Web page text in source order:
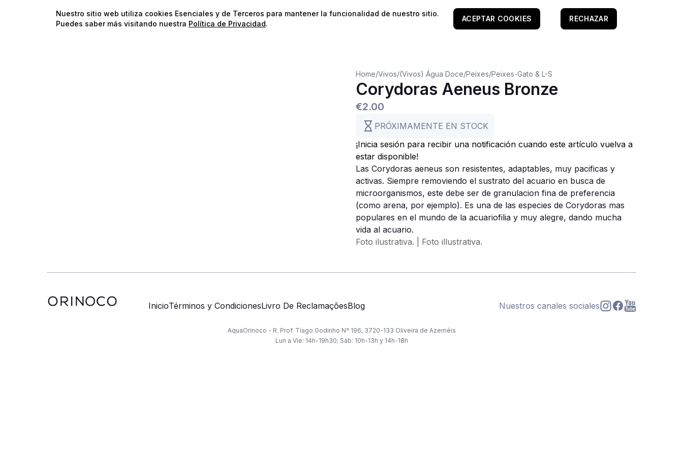
⭐️¡Envíos gratis para pedidos superiores a 60€!*⭐️
Home/Vivos/(Vivos) Água Doce/Peixes/Peixes-Gato & L-S
Corydoras Aeneus Bronze
€2.00
PRÓXIMAMENTE EN STOCK
¡Inicia sesión para recibir una notificación cuando este artículo vuelva a
estar disponible!
Las Corydoras aeneus son resistentes, adaptables, muy pacificas y
activas. Siempre removiendo el sustrato del acuario en busca de
microorganismos, este debe ser de granulacion fina de preferencia
(como arena, por ejemplo). Es una de las especies de Corydoras mas
populares en el mundo de la acuariofilia y muy alegre, dando mucha
vida al acuario.
Foto ilustrativa. | Foto illustrativa.
InicioTérminos y CondicionesLivro De ReclamaçõesBlog Nuestros canales sociales
AquaOrinoco - R. Prof. Tiago Godinho Nº 196, 3720-133 Oliveira de Azeméis
Lun a Vie: 14h-19h30; Sáb: 10h-13h y 14h-18h
Nuestro sitio web utiliza cookies Esenciales y de Terceros para mantener la funcionalidad de nuestro sitio.
Puedes saber más visitando nuestra Política de Privacidad.
ACEPTAR COOKIES RECHAZAR